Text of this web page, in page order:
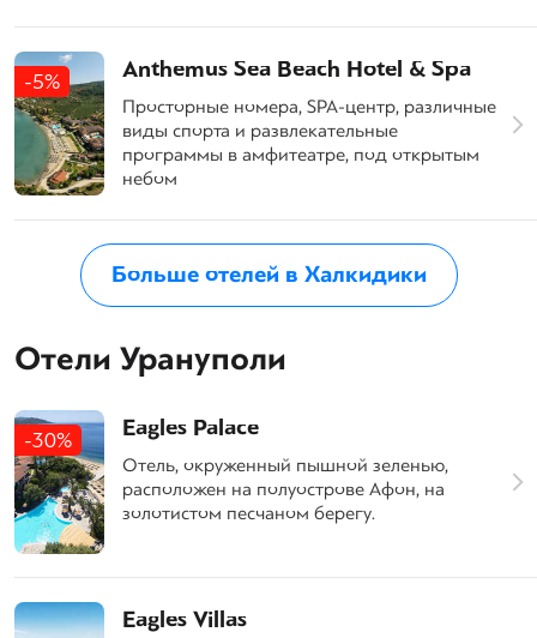
-5% Anthemus Sea Beach Hotel & Spa
Просторные номера, SPA-центр, различные
виды спорта и развлекательные
программы в амфитеатре, под открытым
небом
Больше отелей в Халкидики
Отели Урануполи
-30% Eagles Palace
Отель, окруженный пышной зеленью,
расположен на полуострове Афон, на
золотистом песчаном берегу.
Eagles Villas